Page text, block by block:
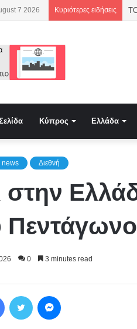
7 2026 Κυριότερες ειδήσεις
Κύπρος Ελλάδα
news Διεθνή
στην
0 3 minutes read